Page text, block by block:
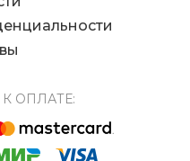
ОПЛАТЕ: